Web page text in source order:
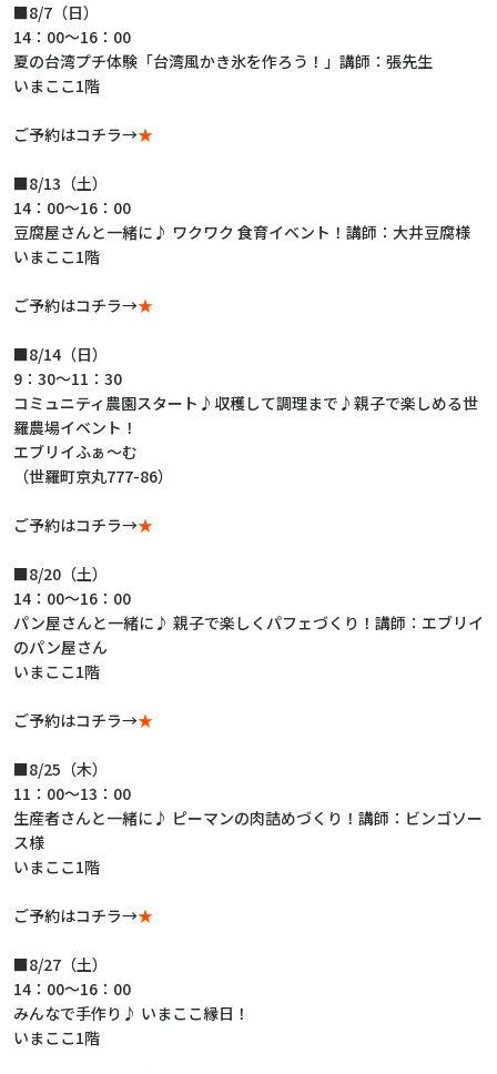
■8/7（日）
14：00～16：00
夏の台湾プチ体験「台湾風かき氷を作ろう！」講師：張先生
いまここ1階
ご予約はコチラ→★
■8/13（土）
14：00～16：00
豆腐屋さんと一緒に♪ ワクワク 食育イベント！講師：大井豆腐様
いまここ1階
ご予約はコチラ→★
■8/14（日）
9：30～11：30
コミュニティ農園スタート♪収穫して調理まで♪親子で楽しめる世
羅農場イベント！
エブリイふぁ～む
（世羅町京丸777-86）
ご予約はコチラ→★
■8/20（土）
14：00～16：00
パン屋さんと一緒に♪ 親子で楽しくパフェづくり！講師：エブリイ
のパン屋さん
いまここ1階
ご予約はコチラ→★
■8/25（木）
11：00～13：00
生産者さんと一緒に♪ ピーマンの肉詰めづくり！講師：ビンゴソー
ス様
いまここ1階
ご予約はコチラ→★
■8/27（土）
14：00～16：00
みんなで手作り♪ いまここ縁日！
いまここ1階